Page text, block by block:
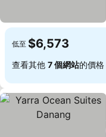
低至 $6,573
查看其他 7 個網站的價格